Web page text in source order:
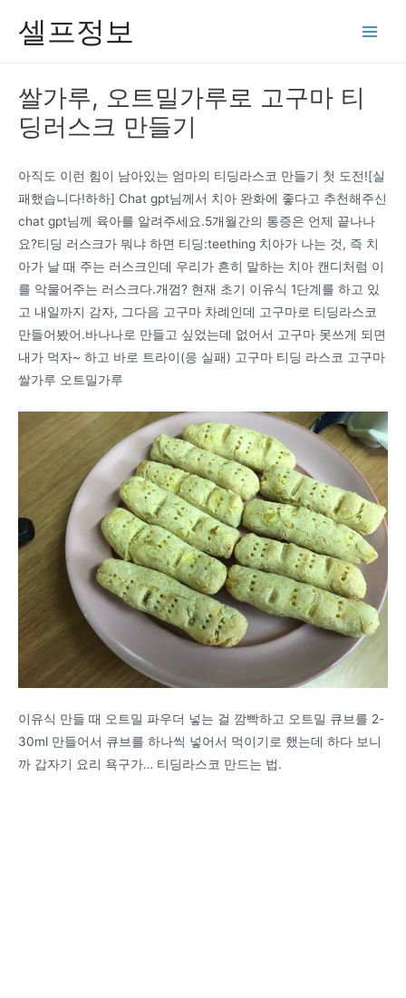
셀프정보
쌀가루, 오트밀가루로 고구마 티
딩러스크 만들기
아직도 이런 힘이 남아있는 엄마의 티딩라스코 만들기 첫 도전![실
패했습니다!하하] Chat gpt님께서 치아 완화에 좋다고 추천해주신
chat gpt님께 육아를 알려주세요.5개월간의 통증은 언제 끝나나
요?티딩 러스크가 뭐냐 하면 티딩:teething 치아가 나는 것, 즉 치
아가 날 때 주는 러스크인데 우리가 흔히 말하는 치아 캔디처럼 이
를 악물어주는 러스크다.개껌? 현재 초기 이유식 1단계를 하고 있
고 내일까지 감자, 그다음 고구마 차례인데 고구마로 티딩라스코
만들어봤어.바나나로 만들고 싶었는데 없어서 고구마 못쓰게 되면
내가 먹자~ 하고 바로 트라이(응 실패) 고구마 티딩 라스코 고구마
쌀가루 오트밀가루
이유식 만들 때 오트밀 파우더 넣는 걸 깜빡하고 오트밀 큐브를 2-
30ml 만들어서 큐브를 하나씩 넣어서 먹이기로 했는데 하다 보니
까 갑자기 요리 욕구가… 티딩라스코 만드는 법.